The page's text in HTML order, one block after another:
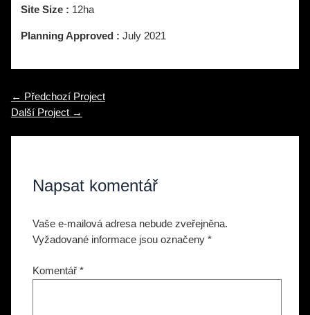
Site Size : 12ha
Planning Approved :July 2021
Navigace
pro
← Předchozí Project
Další Project →
Napsat komentář
Vaše e-mailová adresa nebude zveřejněna.
Vyžadované informace jsou označeny*
Komentář*